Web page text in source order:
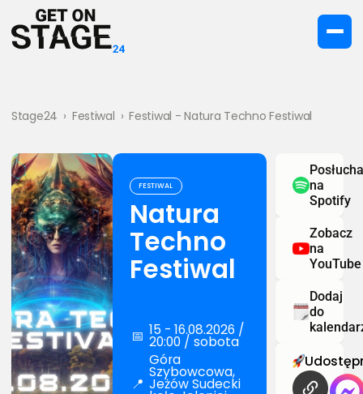
Stage24 › Festiwal › Festiwal - Natura Techno Festiwal
FESTIWAL
Natura
Techno
Festiwal
📅 15 - 16.08.2026 /
20:00 / sobota
📍
Góra
Szybowcowa,
Jeżów Sudecki
na
Spotify
Zobacz
na
YouTube
Dodaj
do